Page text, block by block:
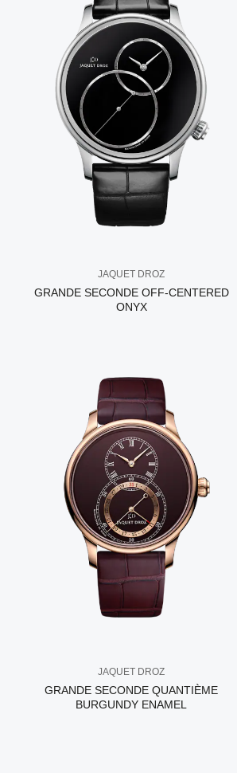
JAQUET DROZ
GRANDE SECONDE OFF-CENTERED
ONYX
JAQUET DROZ
GRANDE SECONDE QUANTIÈME
BURGUNDY ENAMEL